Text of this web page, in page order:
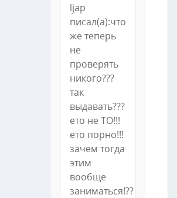
ljap
писал(а):что
же теперь
не
проверять
никого???
так
выдавать???
ето не ТО!!!
ето порно!!!
зачем тогда
этим
вообще
заниматься!??